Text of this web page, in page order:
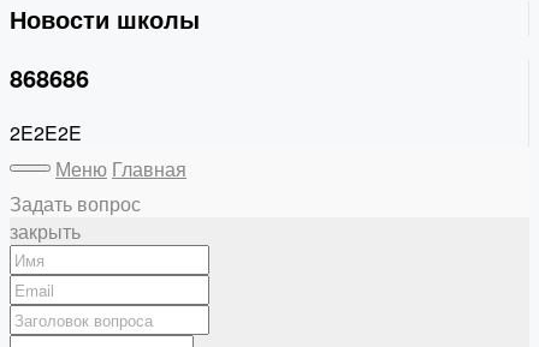
Новости школы
868686
2E2E2E
Меню Главная
Задать вопрос
закрыть